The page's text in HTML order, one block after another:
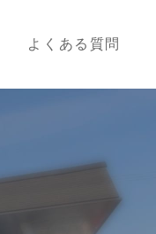
よくある質問